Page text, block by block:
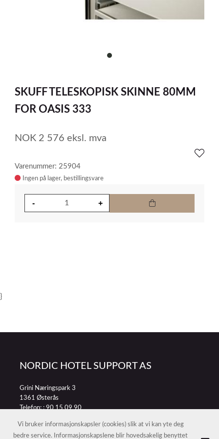
item
of
1
SKUFF TELESKOPISK SKINNE 80MM
FOR OASIS 333
NOK 2 576 eksl. mva
Varenummer: 25904
Ingen på lager
}
NORDIC HOTEL SUPPORT AS
Grini Næringspark 3
1361 Østerås
Telefon: :90 15 09 90
Vi bruker informasjonskapsler (cookies) slik at vi kan yte deg
bedre service. Informasjonskapslene blir hovedsakelig benyttet